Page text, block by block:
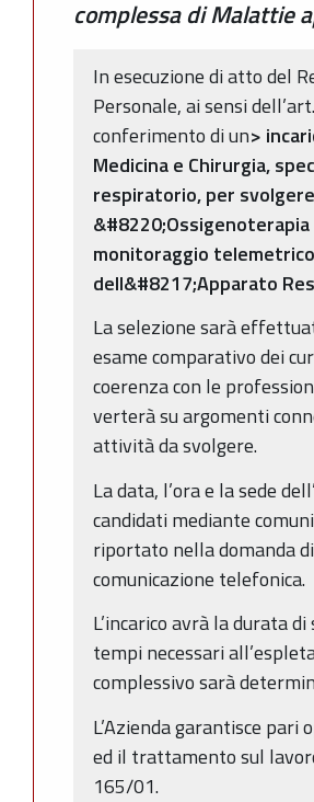
complessa di Malattie
In esecuzione di atto del
Personale, ai sensi
conferimento di un>
Medicina e Chirurgia,
respiratorio, per
monitoraggio
dell&#8217;Apparato
La selezione sarà
esame comparativo dei
coerenza con le
verterà su argomenti
attività da svolgere.
La data, l’ora e la sede
candidati mediante
riportato nella domanda
comunicazione telefonica.
L’incarico avrà la durata
tempi necessari
complessivo sarà
L’Azienda garantisce
ed il trattamento sul
165/01.